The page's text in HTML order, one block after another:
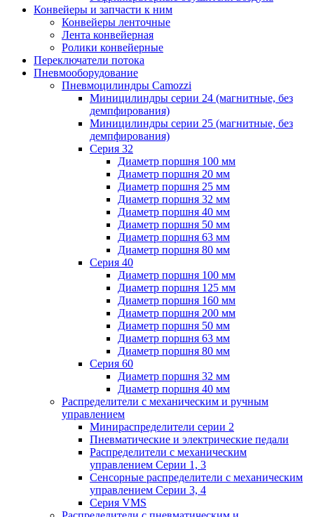
Конвейеры и запчасти к ним
Конвейеры ленточные
Лента конвейерная
Ролики конвейерные
Переключатели потока
Пневмооборудование
Пневмоцилиндры Camozzi
Миницилиндры серии 24 (магнитные, без
демпфирования)
Миницилиндры серии 25 (магнитные, без
демпфирования)
Серия 32
Диаметр поршня 100 мм
Диаметр поршня 20 мм
Диаметр поршня 25 мм
Диаметр поршня 32 мм
Диаметр поршня 40 мм
Диаметр поршня 50 мм
Диаметр поршня 63 мм
Диаметр поршня 80 мм
Серия 40
Диаметр поршня 100 мм
Диаметр поршня 125 мм
Диаметр поршня 160 мм
Диаметр поршня 200 мм
Диаметр поршня 50 мм
Диаметр поршня 63 мм
Диаметр поршня 80 мм
Серия 60
Диаметр поршня 32 мм
Диаметр поршня 40 мм
Распределители с механическим и ручным
управлением
Минираспределители серии 2
Пневматические и электрические педали
Распределители с механическим
управлением Серии 1, 3
Сенсорные распределители с механическим
управлением Серии 3, 4
Серия VMS